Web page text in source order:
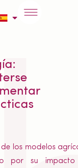
los modelos
por su impacto